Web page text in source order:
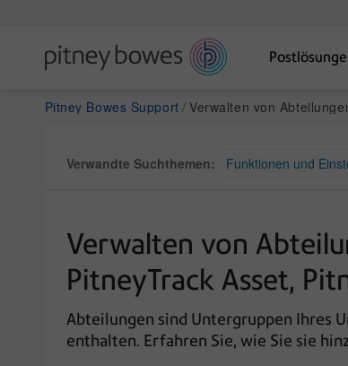
Pitney Bowes Support Verwalten von Abteilungen und Standorten in PitneyShip Pro, PitneyShip
Verwandte Suchthemen: Funktionen und
Verwalten von
PitneyTrack Asset,
Abteilungen sind Untergruppen Ihres
enthalten. Erfahren Sie, wie Sie sie